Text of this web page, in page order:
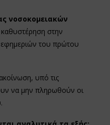
νοσοκομειακών
καθυστέρηση στην
του πρώτου
υπό τις
να μην πληρωθούν οι